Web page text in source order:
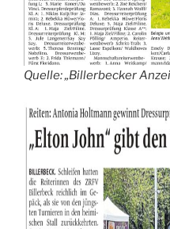
Quelle: „Billerbecker